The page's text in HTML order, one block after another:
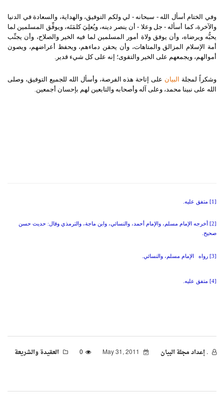
وفي الختام أسأل الله - سبحانه - لي ولكم التوفيق، والهداية، والسعادة في الدنيا
والآخرة، كما أسأله - جل وعلا - أن ينصر دينه، ويُعلِيَ كلمَتَه، ويوفِّق المسلمين لما
يحبُّه ويرضاه، وأن يوفق ولاة أمور المسلمين لما فيه الخير والصلاح، وأن يجنِّب
أمة الإسلام المزالق والمتاهات، وأن يحقن دماءهم، ويحفظ أعراضهم، ويصون
أموالهم، ويجمعهم على الخير والتقوى؛ إنه على كل شيء قدير
وشكراً لمجلة البيان على إتاحة هذه الفرصة، وأسأل الله للجميع التوفيق، وصلى
الله على نبينا محمد، وعلى آله وأصحابه والتابعين لهم بإحسان أجمعين.
[1] متفق عليه.
أخرجه الإمام مسلم، والإمام أحمد، والنسائي، وابن ماجة، والترمذي وقال: حديث حسن
صحيح.
[3] رواه الإمام مسلم، والنسائي.
[4] متفق عليه.
. إعداد مجلة البيان 0 العقيدة والشريعة